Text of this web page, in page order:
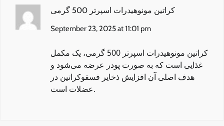
کراتین مونوهیدرات اسپرتر 500 گرمی
September 23, 2025 at 11:01 pm
کراتین مونوهیدرات اسپرتر 500 گرمی
، یک مکمل
غذایی است که به صورت پودر عرضه می‌شود و
هدف اصلی آن افزایش ذخایر فسفوکراتین در
عضلات است.